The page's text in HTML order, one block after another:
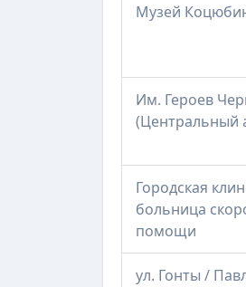
Музей
Им. Героев
(Центральный
Городская
больница
помощи
ул. Гонты /